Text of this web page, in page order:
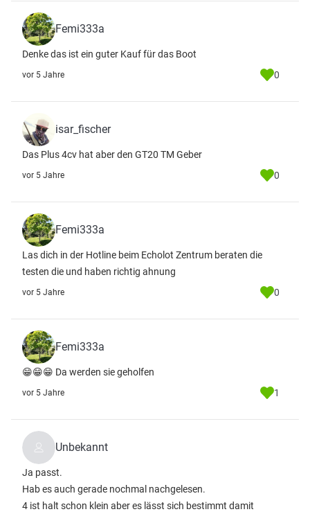
Femi333a
Denke das ist ein guter Kauf für das Boot
vor 5 Jahre 0
isar_fischer
Das Plus 4cv hat aber den GT20 TM Geber
vor 5 Jahre 0
Femi333a
Las dich in der Hotline beim Echolot Zentrum beraten die
testen die und haben richtig ahnung
vor 5 Jahre 0
Femi333a
😁😁😁 Da werden sie geholfen
vor 5 Jahre 1
Unbekannt
Ja passt.
Hab es auch gerade nochmal nachgelesen.
4 ist halt schon klein aber es lässt sich bestimmt damit